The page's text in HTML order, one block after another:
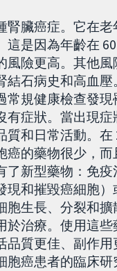
腎臟癌症。它在
這是因為年齡在
風險更高。其他
結石病史和高血
常規健康檢查發現
有症狀。當出現
質和日常活動。在
癌的藥物很少，而
了新型藥物：免
現和摧毀癌細胞
胞生長、分裂和擴
於治療。使用這
品質更佳、副作用
胞癌患者的臨床研